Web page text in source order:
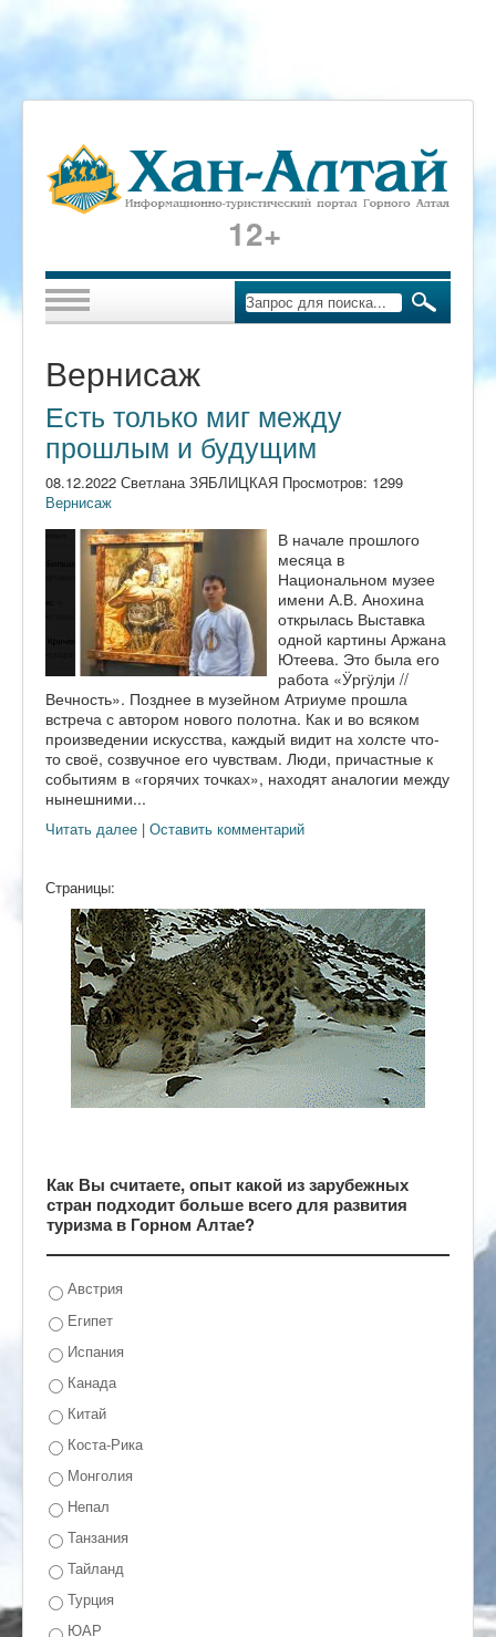
12+
Вернисаж
Есть только миг между
прошлым и будущим
08.12.2022 Светлана ЗЯБЛИЦКАЯ Просмотров: 1299
Вернисаж
В начале прошлого
месяца в
Национальном музее
имени А.В. Анохина
открылась Выставка
одной картины Аржана
Ютеева. Это была его
работа «Ӱргӱлји //
Вечность». Позднее в музейном Атриуме прошла
встреча с автором нового полотна. Как и во всяком
произведении искусства, каждый видит на холсте что-
то своё, созвучное его чувствам. Люди, причастные к
событиям в «горячих точках», находят аналогии между
нынешними...
Читать далее | Оставить комментарий
Страницы:
Как Вы считаете, опыт какой из зарубежных
стран подходит больше всего для развития
туризма в Горном Алтае?
Австрия
Египет
Испания
Канада
Китай
Коста-Рика
Монголия
Непал
Танзания
Тайланд
Турция
ЮАР